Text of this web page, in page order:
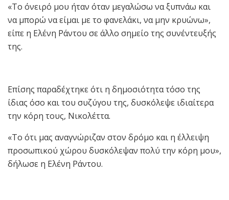
«Το όνειρό μου ήταν όταν μεγαλώσω να ξυπνάω και
να μπορώ να είμαι με το φανελάκι, να μην κρυώνω»,
είπε η Ελένη Ράντου σε άλλο σημείο της συνέντευξής
της.
Επίσης παραδέχτηκε ότι η δημοσιότητα τόσο της
ίδιας όσο και του συζύγου της, δυσκόλεψε ιδιαίτερα
την κόρη τους, Νικολέττα.
«Το ότι μας αναγνώριζαν στον δρόμο και η έλλειψη
προσωπικού χώρου δυσκόλεψαν πολύ την κόρη μου»,
δήλωσε η Ελένη Ράντου.